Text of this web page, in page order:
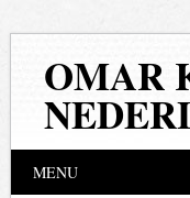
OMAR
MENU